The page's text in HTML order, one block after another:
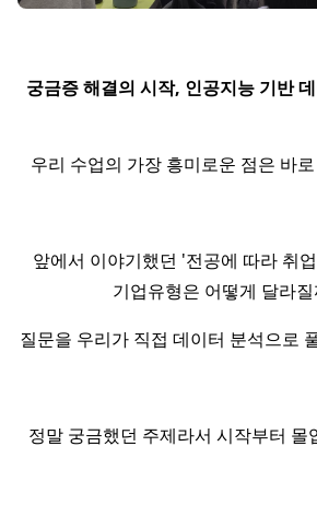
궁금증 해결의 시작, 인공지능 기반
우리 수업의 가장 흥미로운 점은 바
앞에서 이야기했던 '전공에 따라 취
기업유형은 어떻게 달라
질문을 우리가 직접 데이터 분석으로
정말 궁금했던 주제라서 시작부터 몰